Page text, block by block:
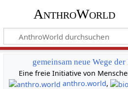
AnthroWorld
gemeinsam neue Wege
Eine freie Initiative von
anthro.world,